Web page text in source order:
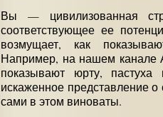
Вы — цивилизованная
соответствующее ее
возмущает, как
Например, на нашем канале
показывают юрту,
искаженное представление
сами в этом виноваты.